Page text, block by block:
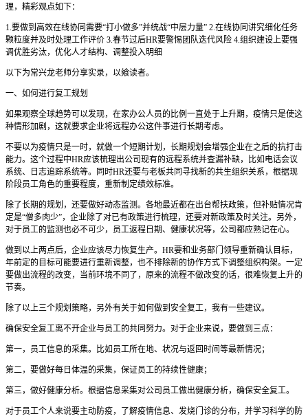
理，精彩观点如下：
1.要做到高效在线协同需要“打小做多”并统战“中层力量” 2.在线协同讲究细化任务
颗粒度并及时处理工作评价 3.春节过后HR要警惕团队迭代风险 4.组织建设上要强
调优胜劣汰，优化人才结构、调整投入明细
以下为常兴龙老师分享实录，以飨读者。
一、如何进行复工规划
如果观察全球趋势可以发现，在家办公人员的比例一直处于上升期，疫情只是使这
种情形加剧，这就要求企业将远程办公这件事进行长期考虑。
不要以为疫情只是一时，就做一个短期计划，长期规划会增强企业在之后的抗打击
能力。这个过程中HR应该梳理出公司现有的远程系统并查漏补缺，比如电话会议
系统、日志追踪系统等。同时HR还要与老板共同寻找新的共生组织关系，根据现
阶段员工角色的重要程度，重新制定绩效标准。
除了长期的规划，还要做好动态监测。各地最近都在出台帮扶政策，但补贴情况肯
定是“僧多肉少”，企业除了对已有政策进行梳理，还要对新政策及时关注。另外，
对于员工的监测也必不可少，员工返程日期、健康状况等，公司都应熟记在心。
做到以上两点后，企业应该尽力恢复生产。HR要和业务部门领导重新确认目标，
年前定的目标可能要进行重新调整，也不排除新的协作方式下调整组织构架。一定
要做出流程的改变，当前环境不同了，原来的流程不做改变的话，很难恢复上升的
节奏。
除了以上三个规划策略，另外有关于如何做到安全复工，我有一些建议。
确保安全复工离不开企业与员工的共同努力。对于企业来说，要做到三点：
第一，员工信息的采集。比如员工所在地、状况与返回时间等最新情况；
第二，要做好每日体温的采集，保证员工的持续性健康；
第三，做好健康分析。根据信息采集对公司员工做出健康分析，确保安全复工。
对于员工个人来说要主动防疫，了解疫情信息、发烧门诊的分布，并学习科学的防